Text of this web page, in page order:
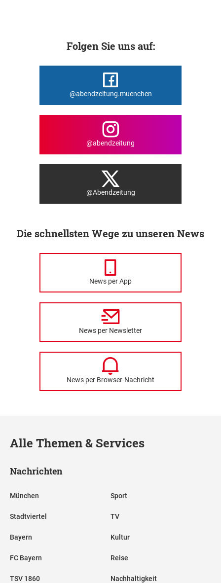
Folgen Sie uns auf:
@abendzeitung.muenchen
@abendzeitung
@Abendzeitung
Die schnellsten Wege zu unseren News
News per App
News per Newsletter
News per Browser-Nachricht
Alle Themen & Services
Nachrichten
München
Stadtviertel
Bayern
FC Bayern
TSV 1860
Sport
TV
Kultur
Reise
Nachhaltigkeit